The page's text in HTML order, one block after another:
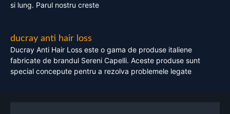
si lung. Parul nostru creste
ducray anti hair loss
Ducray Anti Hair Loss este o gama de produse italiene
fabricate de brandul Sereni Capelli. Aceste produse sunt
special concepute pentru a rezolva problemele legate